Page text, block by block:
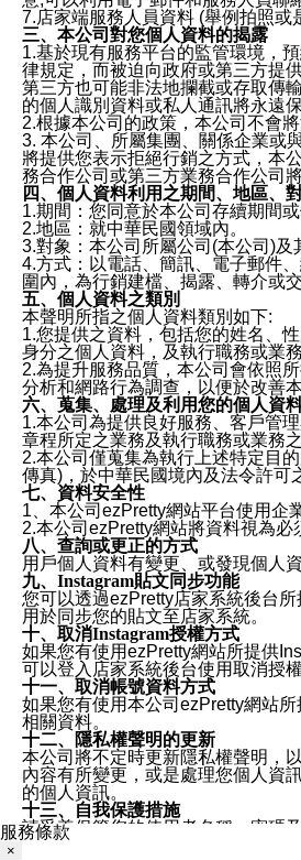
7.店家端服務人員資料 (舉例拍照或
三、本公司對您個人資料的揭露
1.基於現有服務平台的監管環境，
律規定，而被迫向政府或第三方提供
第三方也可能非法地攔截或存取傳
的個人識別資料或私人通訊將永遠保
2.根據本公司的政策，本公司不會
3. 本公司、所屬集團、關係企業或
將提供您表示拒絕行銷之方式，本
務合作公司或第三方業務合作公司
四、個人資料利用之期間、地區、
1.期間：您同意於本公司存續期間
2.地區：就中華民國領域內。
3.對象：本公司所屬公司(本公司)及
4.方式：以電話、簡訊、電子郵件
圍內，為行銷建檔、揭露、轉介或
五、個人資料之類別
本聲明所指之個人資料類別如下:
1.您提供之資料，包括您的姓名、
身分之個人資料，及執行職務或業
2.為提升服務品質，本公司會依照
分析和網路行為調查，以便於改善
六、蒐集、處理及利用您的個人資
1.本公司為提供良好服務、客戶管
章程所定之業務及執行職務或業務
2.本公司僅蒐集為執行上述特定目
傳真)，於中華民國境內及法令許可
七、資料安全性
1、本公司ezPretty網站平台使用企
2.本公司ezPretty網站將資料視為
八、查詢或更正的方式
用戶個人資料有變更、或發現個人
九、Instagram貼文同步功能
您可以透過ezPretty店家系統後台
用於同步您的貼文至店家系統。
十、取消Instagram授權方式
如果您有使用ezPretty網站所提供
可以登入店家系統後台使用取消授
十一、取消帳號資料方式
如果您有使用本公司ezPretty網站
相關資料。
十二、隱私權聲明的更新
本公司將不定時更新隱私權聲明，
內容有所變更，或是處理您個人資
的個人資訊。
十三、自我保護措施
請妥善保管您的使用者名稱、密碼
窗，以防止他人讀取您的個人資料
服務條款
×